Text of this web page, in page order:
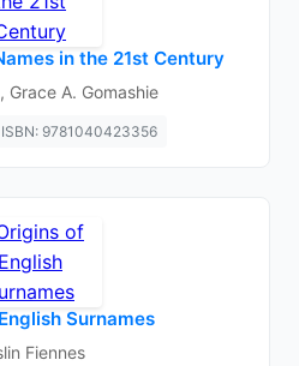
in the 21st Century
Grace A. Gomashie
ISBN: 9781040423356
Surnames
Fiennes